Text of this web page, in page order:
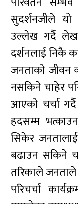
सुदर्शनजीले
उल्लेख गर्दै
दर्शनलाई निकै
जनताको जीवन
नसकिने चाहेर
आएको चर्चा
हदसम्म
सिकेर जनतालाई
बढाउन सकिने
तरिकाले जनताले
परिचर्चा